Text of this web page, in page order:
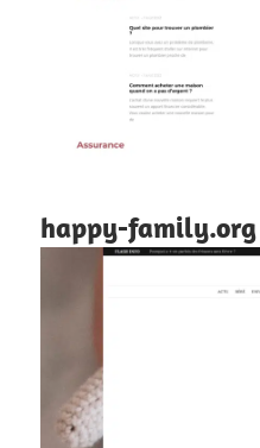
happy-family.org